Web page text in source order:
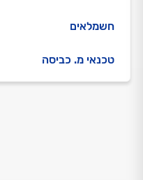
חשמלאים
טכנאי מ. כביסה